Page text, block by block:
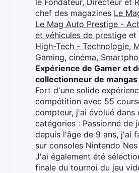
le Fondateur, Directeur et
chef des magazines Le
Le Mag Auto Prestige -
et véhicules de prestige et
High-Tech - Technologie,
Gaming, cinéma,
Expérience de Gamer et
collectionneur de
Fort d'une solide
compétition avec 55
compteur, j'ai évolué dans
catégories : Passionné de
depuis l'âge de 9 ans, j'ai
sur consoles Nintendo
J'ai également été
finale du tournoi du jeu
Rechercher